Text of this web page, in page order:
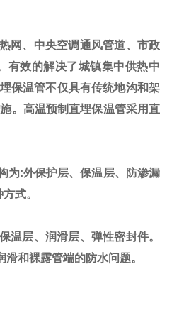
网、中央空调通风管道、市政
有效的解决了城镇集中供热中
保温管不仅具有传统地沟和架
。高温预制直埋保温管采用直
为:外保护层、保温层、防渗漏
式。
温层、润滑层、弹性密封件。
和裸露管端的防水问题。